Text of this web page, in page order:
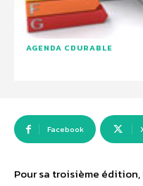
AGENDA CDURABLE
Facebook
Pour sa troisième édition,